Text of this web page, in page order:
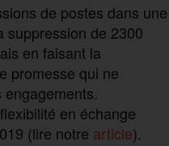
de postes dans une
suppression de 2300
en faisant la
promesse qui ne
en échange
(lire notre article).